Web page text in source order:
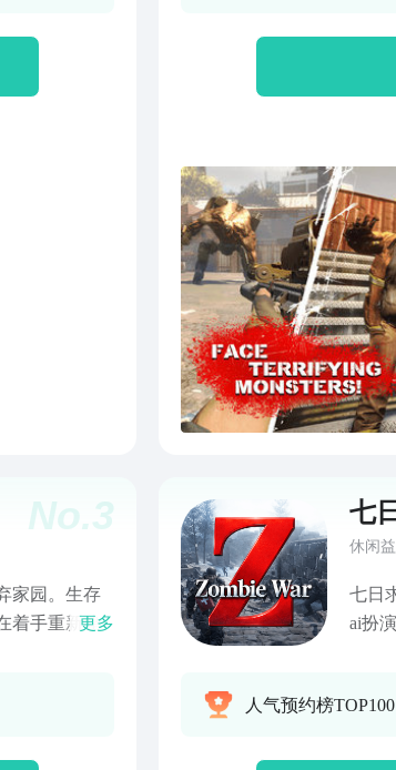
，胜负条
的规则修改
想自己修
射击：你可
网进行联
No.3
家园。生存
着手重新建
射击的游
更多
七
休闲
七日
ai扮
堪比
人气预约榜